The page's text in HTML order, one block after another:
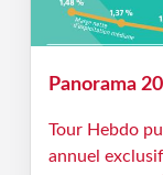
Panorama
Tour Hebdo
annuel